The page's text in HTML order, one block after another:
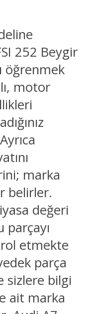
252 Beygir
öğrenmek
motor
marka
belirler.
değeri
parçayı
etmekte
parça
sizlere bilgi
ait marka